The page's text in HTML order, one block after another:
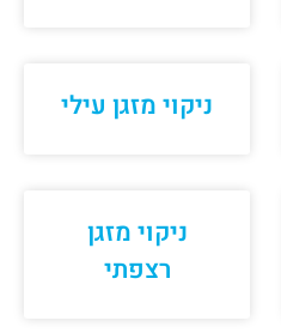
ניקוי מזגן עילי
ניקוי מזגן
רצפתי